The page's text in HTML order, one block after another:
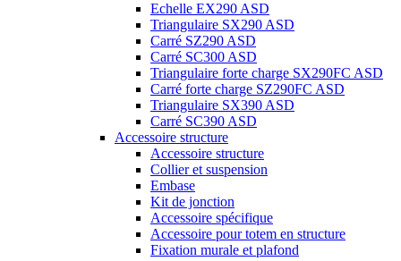
Echelle EX290 ASD
Triangulaire SX290 ASD
Carré SZ290 ASD
Carré SC300 ASD
Triangulaire forte charge SX290FC ASD
Carré forte charge SZ290FC ASD
Triangulaire SX390 ASD
Carré SC390 ASD
Accessoire structure
Accessoire structure
Collier et suspension
Embase
Kit de jonction
Accessoire spécifique
Accessoire pour totem en structure
Fixation murale et plafond